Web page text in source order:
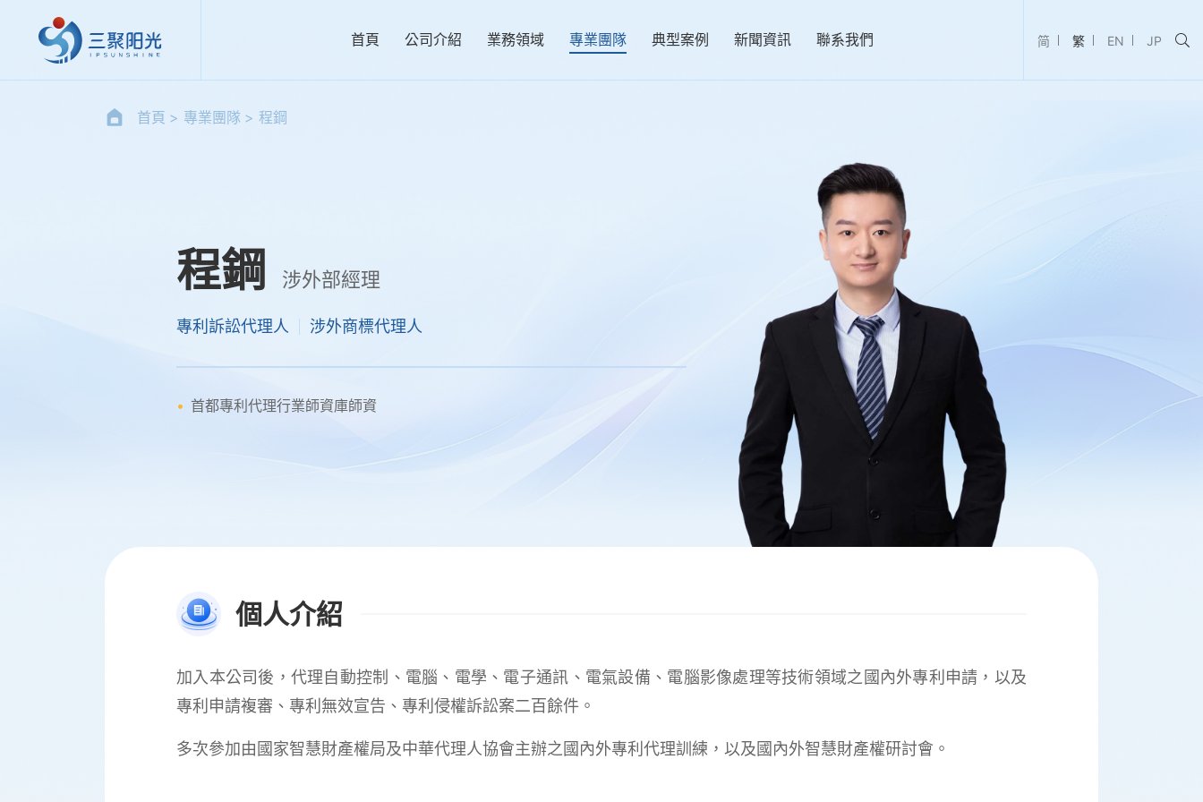
首頁 公司介紹 業務領域 專業團隊 典型案例 新聞資訊 聯系我們 简 繁 EN JP
首頁 專業團隊 程鋼
程鋼 涉外部經理
專利訴訟代理人 涉外商標代理人
首都專利代理行業師資庫師資
個人介紹
加入本公司後，代理自動控制、電腦、電學、電子通訊、電氣設備、電腦影像處理等技術領域之國內外專利申請，以及
專利申請複審、專利無效宣告、專利侵權訴訟案二百餘件。
多次參加由國家智慧財產權局及中華代理人協會主辦之國內外專利代理訓練，以及國內外智慧財產權研討會。